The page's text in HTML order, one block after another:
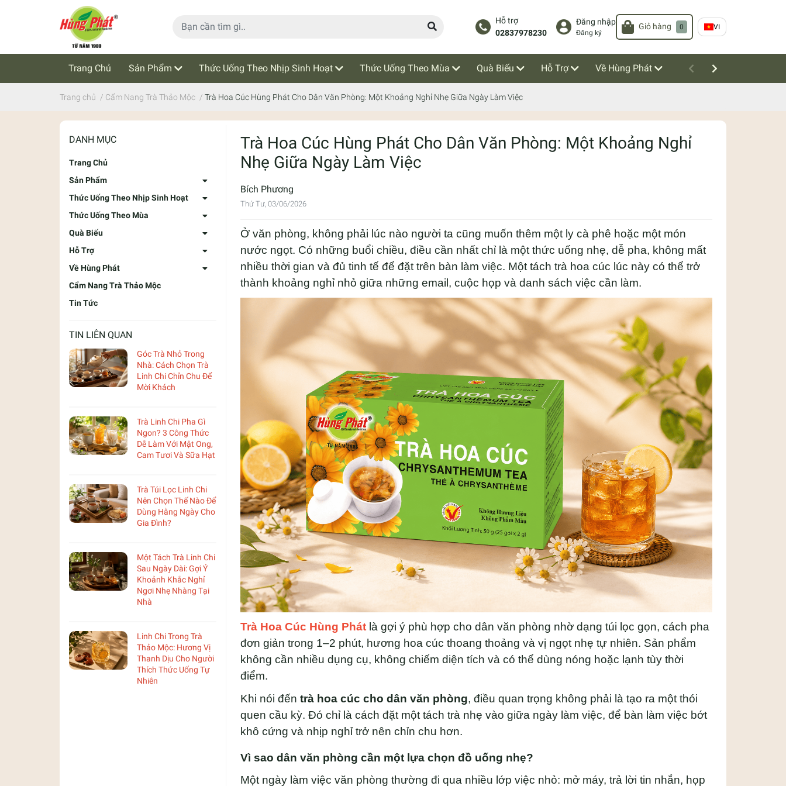
Hỗ trợ
02837978230
Đăng nhập
Đăng ký
Giỏ hàng 0 VI
Trang Chủ Sản Phẩm Thức Uống Theo Nhịp Sinh Hoạt Thức Uống Theo Mùa Quà Biếu Hỗ Trợ Về Hùng Phát
Cẩm Nang Trà Thảo Mộc Tin Tức
Trang chủ / Cẩm Nang Trà Thảo Mộc / Trà Hoa Cúc Hùng Phát Cho Dân Văn Phòng: Một Khoảng Nghỉ Nhẹ Giữa Ngày Làm Việc
DANH MỤC
Trang Chủ
Sản Phẩm
Thức Uống Theo Nhịp Sinh Hoạt
Thức Uống Theo Mùa
Quà Biếu
Hỗ Trợ
Về Hùng Phát
Cẩm Nang Trà Thảo Mộc
Tin Tức
TIN LIÊN QUAN
Góc Trà Nhỏ Trong
Nhà: Cách Chọn Trà
Linh Chi Chỉn Chu Để
Mời Khách
Trà Linh Chi Pha Gì
Ngon? 3 Công Thức
Dễ Làm Với Mật Ong,
Cam Tươi Và Sữa Hạt
Trà Túi Lọc Linh Chi
Nên Chọn Thế Nào Để
Dùng Hằng Ngày Cho
Gia Đình?
Một Tách Trà Linh Chi
Sau Ngày Dài: Gợi Ý
Khoảnh Khắc Nghỉ
Ngơi Nhẹ Nhàng Tại
Nhà
Linh Chi Trong Trà
Thảo Mộc: Hương Vị
Thanh Dịu Cho Người
Thích Thức Uống Tự
Nhiên
Trà Hoa Cúc Hùng Phát Cho Dân Văn Phòng: Một Khoảng Nghỉ
Nhẹ Giữa Ngày Làm Việc
Bích Phương
Thứ Tư, 03/06/2026
Ở văn phòng, không phải lúc nào người ta cũng muốn thêm một ly cà phê hoặc một món
nước ngọt. Có những buổi chiều, điều cần nhất chỉ là một thức uống nhẹ, dễ pha, không mất
nhiều thời gian và đủ tinh tế để đặt trên bàn làm việc. Một tách trà hoa cúc lúc này có thể trở
thành khoảng nghỉ nhỏ giữa những email, cuộc họp và danh sách việc cần làm.
Trà Hoa Cúc Hùng Phát là gợi ý phù hợp cho dân văn phòng nhờ dạng túi lọc gọn, cách pha
đơn giản trong 1–2 phút, hương hoa cúc thoang thoảng và vị ngọt nhẹ tự nhiên. Sản phẩm
không cần nhiều dụng cụ, không chiếm diện tích và có thể dùng nóng hoặc lạnh tùy thời
điểm.
Khi nói đến trà hoa cúc cho dân văn phòng, điều quan trọng không phải là tạo ra một thói
quen cầu kỳ. Đó chỉ là cách đặt một tách trà nhẹ vào giữa ngày làm việc, để bàn làm việc bớt
khô cứng và nhịp nghỉ trở nên chỉn chu hơn.
Vì sao dân văn phòng cần một lựa chọn đồ uống nhẹ?
Một ngày làm việc văn phòng thường đi qua nhiều lớp việc nhỏ: mở máy, trả lời tin nhắn, họp